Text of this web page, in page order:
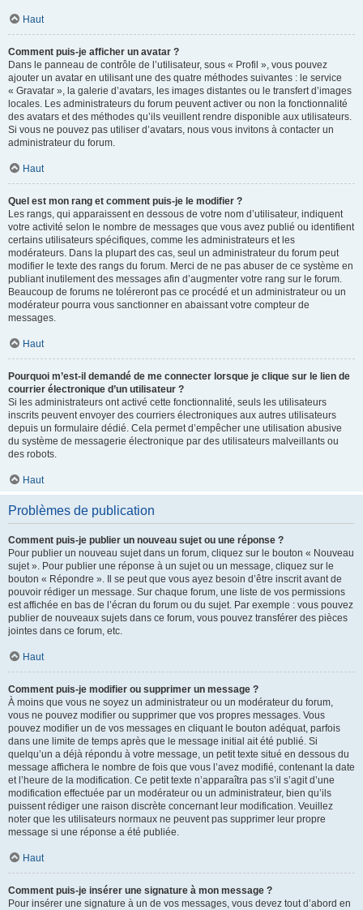
Haut
Comment puis-je afficher un avatar ?
Dans le panneau de contrôle de l’utilisateur, sous « Profil », vous pouvez
ajouter un avatar en utilisant une des quatre méthodes suivantes : le service
« Gravatar », la galerie d’avatars, les images distantes ou le transfert d’images
locales. Les administrateurs du forum peuvent activer ou non la fonctionnalité
des avatars et des méthodes qu’ils veuillent rendre disponible aux utilisateurs.
Si vous ne pouvez pas utiliser d’avatars, nous vous invitons à contacter un
administrateur du forum.
Haut
Quel est mon rang et comment puis-je le modifier ?
Les rangs, qui apparaissent en dessous de votre nom d’utilisateur, indiquent
votre activité selon le nombre de messages que vous avez publié ou identifient
certains utilisateurs spécifiques, comme les administrateurs et les
modérateurs. Dans la plupart des cas, seul un administrateur du forum peut
modifier le texte des rangs du forum. Merci de ne pas abuser de ce système en
publiant inutilement des messages afin d’augmenter votre rang sur le forum.
Beaucoup de forums ne toléreront pas ce procédé et un administrateur ou un
modérateur pourra vous sanctionner en abaissant votre compteur de
messages.
Haut
Pourquoi m’est-il demandé de me connecter lorsque je clique sur le lien de
courrier électronique d’un utilisateur ?
Si les administrateurs ont activé cette fonctionnalité, seuls les utilisateurs
inscrits peuvent envoyer des courriers électroniques aux autres utilisateurs
depuis un formulaire dédié. Cela permet d’empêcher une utilisation abusive
du système de messagerie électronique par des utilisateurs malveillants ou
des robots.
Haut
Problèmes de publication
Comment puis-je publier un nouveau sujet ou une réponse ?
Pour publier un nouveau sujet dans un forum, cliquez sur le bouton « Nouveau
sujet ». Pour publier une réponse à un sujet ou un message, cliquez sur le
bouton « Répondre ». Il se peut que vous ayez besoin d’être inscrit avant de
pouvoir rédiger un message. Sur chaque forum, une liste de vos permissions
est affichée en bas de l’écran du forum ou du sujet. Par exemple : vous pouvez
publier de nouveaux sujets dans ce forum, vous pouvez transférer des pièces
jointes dans ce forum, etc.
Haut
Comment puis-je modifier ou supprimer un message ?
À moins que vous ne soyez un administrateur ou un modérateur du forum,
vous ne pouvez modifier ou supprimer que vos propres messages. Vous
pouvez modifier un de vos messages en cliquant le bouton adéquat, parfois
dans une limite de temps après que le message initial ait été publié. Si
quelqu’un a déjà répondu à votre message, un petit texte situé en dessous du
message affichera le nombre de fois que vous l’avez modifié, contenant la date
et l’heure de la modification. Ce petit texte n’apparaîtra pas s’il s’agit d’une
modification effectuée par un modérateur ou un administrateur, bien qu’ils
puissent rédiger une raison discrète concernant leur modification. Veuillez
noter que les utilisateurs normaux ne peuvent pas supprimer leur propre
message si une réponse a été publiée.
Haut
Comment puis-je insérer une signature à mon message ?
Pour insérer une signature à un de vos messages, vous devez tout d’abord en